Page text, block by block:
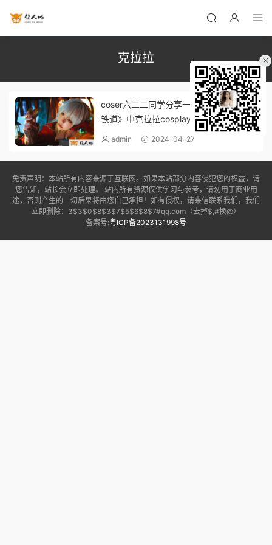
克拉拉
coser六二二同学分享一组《崩坏：星穹
铁道》中克拉拉cosplay照片
admin 2024-04-27
免责声明：本站所有内容来源于互联网。如果本站部分内容侵犯您的权益，请
您告知，站长会立即处理。 站内所有资源仅供学习与参考，请勿用于商业用
途，否则产生的一切后果将由您自己承担！如有侵权，请来信联系我们，我们
立即删除：3$3$0$8$3$7$5$6$8$7#qq.com（去掉$,#换@）
备案号:粤ICP备2023131998号